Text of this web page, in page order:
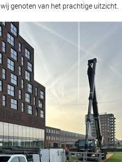
genoten van het prachtige uitzicht.